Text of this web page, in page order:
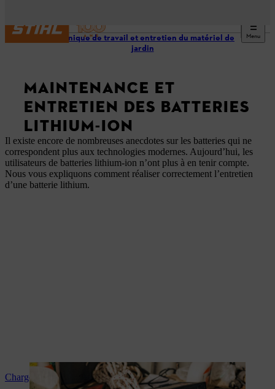
Menu
Technique de travail et entretien du matériel de
jardin
MAINTENANCE ET
ENTRETIEN DES BATTERIES
LITHIUM-ION
Il existe encore de nombreuses anecdotes sur les batteries qui ne
correspondent plus aux technologies modernes. Aujourd’hui, les
utilisateurs de batteries lithium-ion n’ont plus à en tenir compte.
Nous vous expliquons comment réaliser correctement l’entretien
d’une batterie lithium.
Charger correctement les batteries